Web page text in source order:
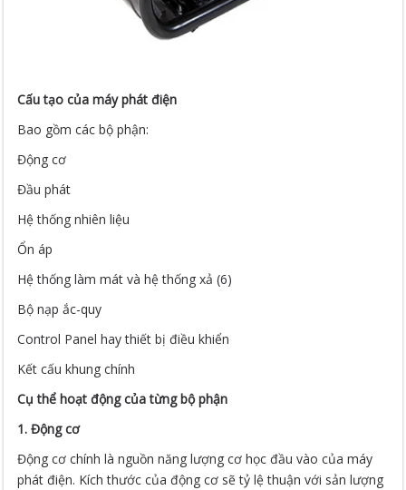
Cấu tạo của máy phát điện
Bao gồm các bộ phận:
Động cơ
Đầu phát
Hệ thống nhiên liệu
Ổn áp
Hệ thống làm mát và hệ thống xả (6)
Bộ nạp ắc-quy
Control Panel hay thiết bị điều khiển
Kết cấu khung chính
Cụ thể hoạt động của từng bộ phận
1. Động cơ
Động cơ chính là nguồn năng lượng cơ học đầu vào của máy
phát điện. Kích thước của động cơ sẽ tỷ lệ thuận với sản lượng